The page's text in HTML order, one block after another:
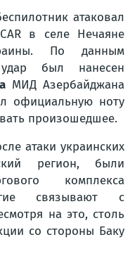
атаковал
в селе Нечаяне
По данным
удар был нанесен
МИД Азербайджана
официальную ноту
произошедшее.
атаки украинских
регион, были
комплекса
связывают с
на это, столь
со стороны Баку